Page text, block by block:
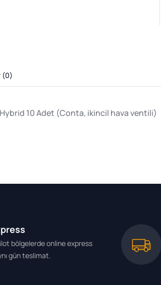
(0)
Hybrid 10 Adet (Conta, ikincil hava ventili)
bölgelerde online express
gün teslimat.